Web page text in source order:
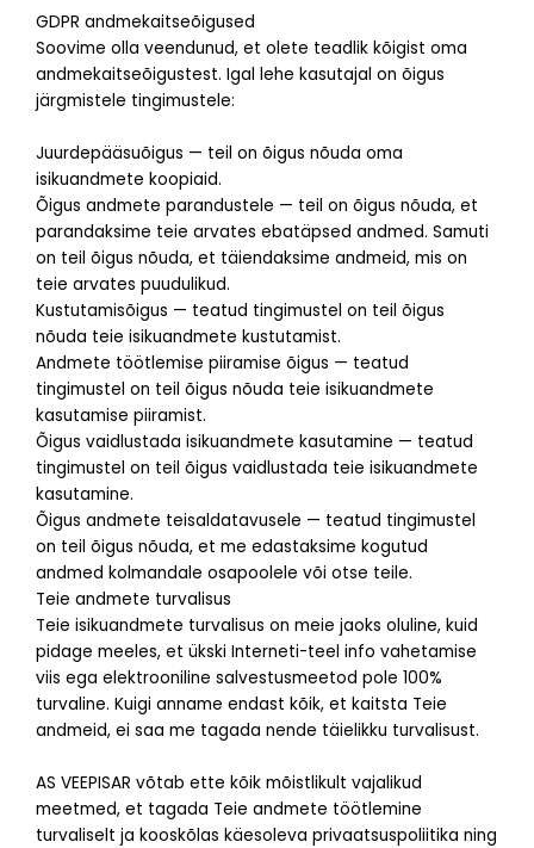
GDPR andmekaitseõigused
Soovime olla veendunud, et olete teadlik kõigist oma
andmekaitseõigustest. Igal lehe kasutajal on õigus
järgmistele tingimustele:
Juurdepääsuõigus — teil on õigus nõuda oma
isikuandmete koopiaid.
Õigus andmete parandustele — teil on õigus nõuda, et
parandaksime teie arvates ebatäpsed andmed. Samuti
on teil õigus nõuda, et täiendaksime andmeid, mis on
teie arvates puudulikud.
Kustutamisõigus — teatud tingimustel on teil õigus
nõuda teie isikuandmete kustutamist.
Andmete töötlemise piiramise õigus — teatud
tingimustel on teil õigus nõuda teie isikuandmete
kasutamise piiramist.
Õigus vaidlustada isikuandmete kasutamine — teatud
tingimustel on teil õigus vaidlustada teie isikuandmete
kasutamine.
Õigus andmete teisaldatavusele — teatud tingimustel
on teil õigus nõuda, et me edastaksime kogutud
andmed kolmandale osapoolele või otse teile.
Teie andmete turvalisus
Teie isikuandmete turvalisus on meie jaoks oluline, kuid
pidage meeles, et ükski Interneti-teel info vahetamise
viis ega elektrooniline salvestusmeetod pole 100%
turvaline. Kuigi anname endast kõik, et kaitsta Teie
andmeid, ei saa me tagada nende täielikku turvalisust.
AS VEEPISAR võtab ette kõik mõistlikult vajalikud
meetmed, et tagada Teie andmete töötlemine
turvaliselt ja kooskõlas käesoleva privaatsuspoliitika ning